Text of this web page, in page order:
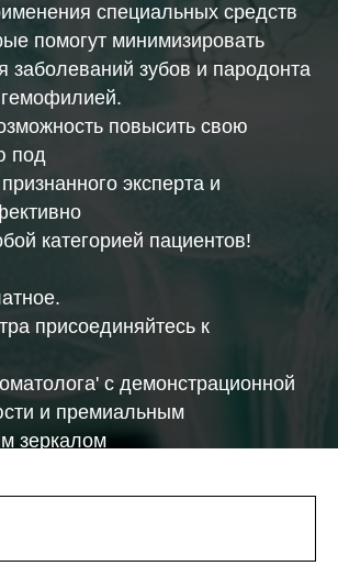
специальных средств
помогут минимизировать
заболеваний зубов и пародонта
повысить свою
под
эксперта и
категорией пациентов!
присоединяйтесь к
с демонстрационной
и премиальным
зеркалом